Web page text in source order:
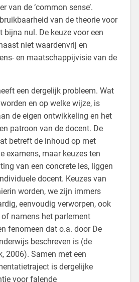
van de ‘common sense’.
van de theorie voor
bijna nul. De keuze voor een
niet waardenvrij en
en maatschappijvisie van de
een dergelijk probleem. Wat
en op welke wijze, is
de eigen ontwikkeling en het
patroon van de docent. De
betreft de inhoud op met
examens, maar keuzes ten
van een concrete les, liggen
docent. Keuzes van
worden, we zijn immers
eenvoudig verworpen, ook
namens het parlement
fenomeen dat o.a. door De
beschreven is (de
2006). Samen met een
is dergelijke
voor falende